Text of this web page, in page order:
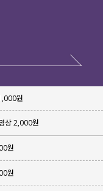
원
상 2,000원
원
원